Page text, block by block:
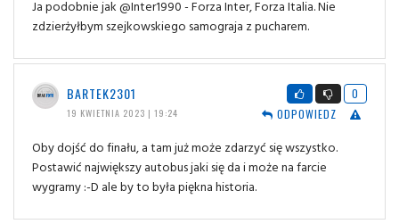
Ja podobnie jak @Inter1990 - Forza Inter, Forza Italia. Nie
zdzierżyłbym szejkowskiego samograja z pucharem.
BARTEK2301
19 KWIETNIA 2023 | 19:24
0
ODPOWIEDZ
Oby dojść do finału, a tam już może zdarzyć się wszystko.
Postawić największy autobus jaki się da i może na farcie
wygramy :-D ale by to była piękna historia.